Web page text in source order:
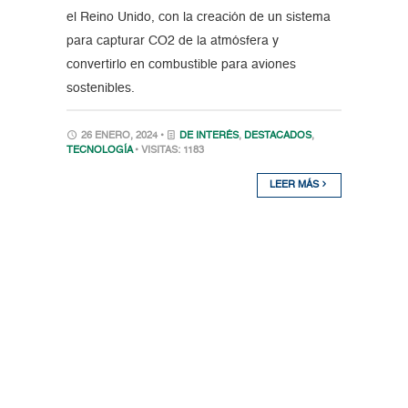
el Reino Unido, con la creación de un sistema
para capturar CO2 de la atmósfera y
convertirlo en combustible para aviones
sostenibles.
26 ENERO, 2024 • DE INTERÉS, DESTACADOS,
TECNOLOGÍA • VISITAS: 1183
LEER MÁS